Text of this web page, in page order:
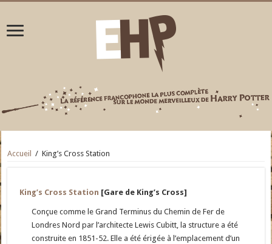
Accueil / King’s Cross Station
King’s Cross Station [Gare de King’s Cross]
Conçue comme le Grand Terminus du Chemin de Fer de
Londres Nord par l’architecte Lewis Cubitt, la structure a été
construite en 1851-52. Elle a été érigée à l’emplacement d’un